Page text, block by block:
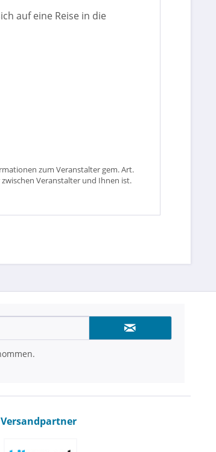
auf eine Reise in die
zum Veranstalter gem. Art.
Veranstalter und Ihnen ist.
Versandpartner